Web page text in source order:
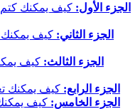
الجزء الأول: كيف يمكنك
الجزء الثاني: كيف
الجزء الثالث: كيف
الجزء الرابع: كيف يمكنك
الجزء الخامس: كيف